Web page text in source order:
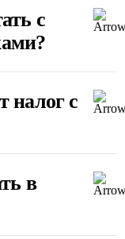
с
налог с
в